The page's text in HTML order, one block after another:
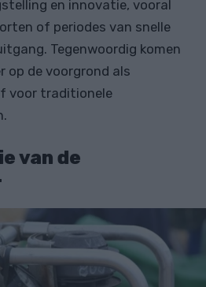
en innovatie, vooral
of periodes van snelle
Tegenwoordig komen
op de voorgrond als
voor traditionele
van de